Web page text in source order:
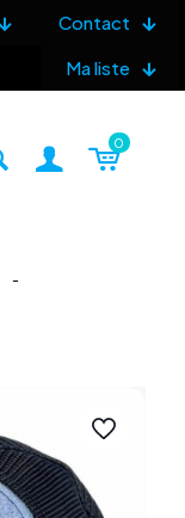
Contact
Ma liste
0
-